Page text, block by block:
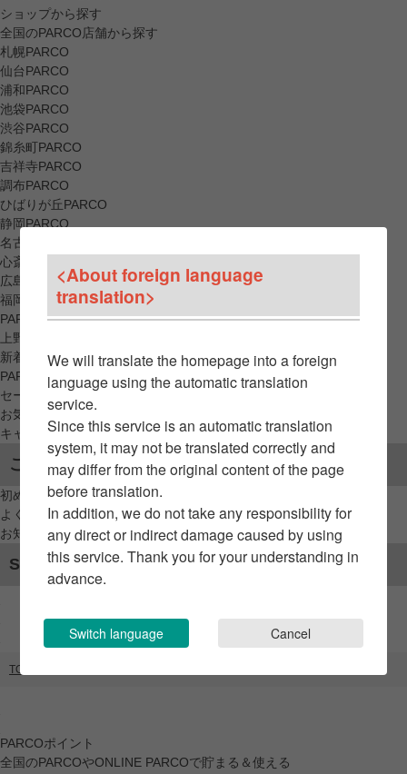
ショップから探す
全国のPARCO店舗から探す
札幌PARCO
仙台PARCO
浦和PARCO
池袋PARCO
渋谷PARCO
錦糸町PARCO
吉祥寺PARCO
調布PARCO
ひばりが丘PARCO
静岡PARCO
名古屋PARCO
心斎橋PARCO
広島PARCO
福岡PARCO
PARCO_ya
上野
新着アイテムから探す
PARCO限定アイテムから探す
セールアイテムから探す
お気に入りから探す
キャンペーン/クーポン対象から探す
ご利用案内
初めてのお客様へ
よくあるご質問 / お問い合わせ
お知らせ
SNSアカウント
TOP
PARCOポイント
全国のPARCOやONLINE PARCOで貯まる＆使える
<About foreign language
translation>
We will translate the homepage into a foreign
language using the automatic translation
service.
Since this service is an automatic translation
system, it may not be translated correctly and
may differ from the original content of the page
before translation.
In addition, we do not take any responsibility for
any direct or indirect damage caused by using
this service. Thank you for your understanding in
advance.
Switch language Cancel